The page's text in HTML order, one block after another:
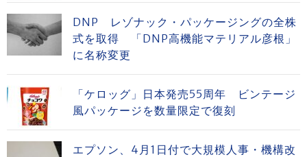
DNP レゾナック・パッケージングの全株
式を取得 「DNP高機能マテリアル彦根」
に名称変更
「ケロッグ」日本発売55周年 ビンテージ
風パッケージを数量限定で復刻
エプソン、4月1日付で大規模人事・機構改